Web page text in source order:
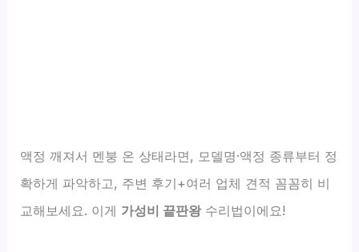
액정 깨져서 멘붕 온 상태라면, 모델명·액정 종류부터 정
확하게 파악하고, 주변 후기+여러 업체 견적 꼼꼼히 비
교해보세요. 이게 가성비 끝판왕수리법이에요!